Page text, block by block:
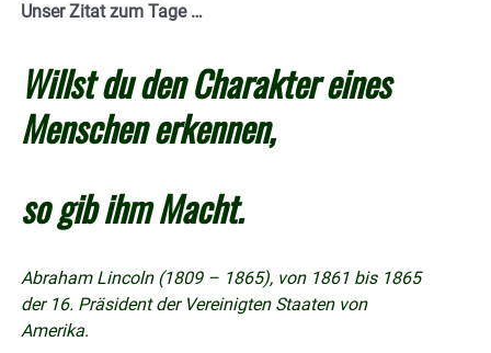
Unser Zitat zum Tage …
Willst du den Charakter eines
Menschen erkennen,
so gib ihm Macht.
Abraham Lincoln (1809 – 1865), von 1861 bis 1865
der 16. Präsident der Vereinigten Staaten von
Amerika.